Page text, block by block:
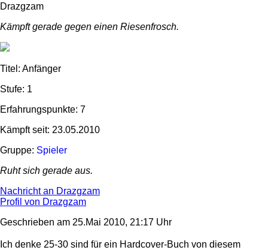
Drazgzam
Kämpft gerade gegen einen Riesenfrosch.
Titel: Anfänger
Stufe: 1
Erfahrungspunkte: 7
Kämpft seit: 23.05.2010
Gruppe: Spieler
Ruht sich gerade aus.
Nachricht an Drazgzam
Profil von Drazgzam
Geschrieben am 25.Mai 2010, 21:17 Uhr
Ich denke 25-30 sind für ein Hardcover-Buch von diesem